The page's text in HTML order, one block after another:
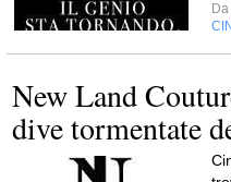
Da
New Land
dive tormentate